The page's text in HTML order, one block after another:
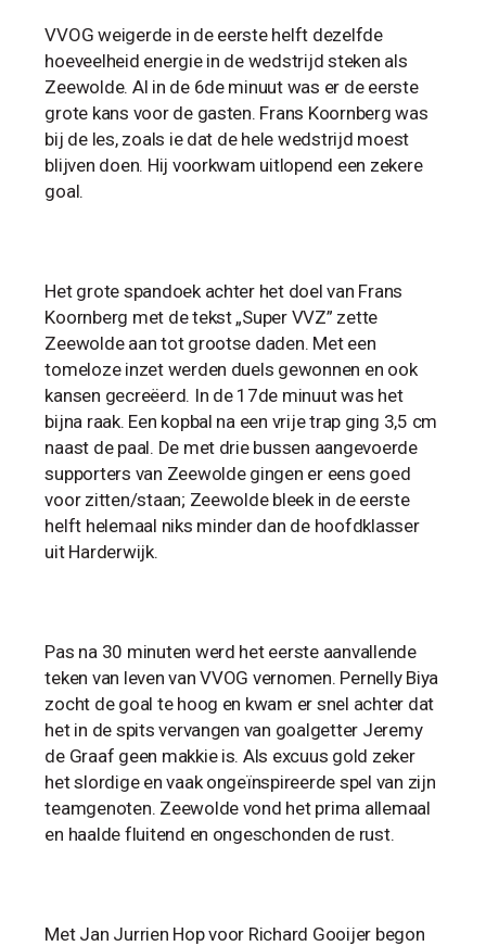
VVOG weigerde in de eerste helft dezelfde
hoeveelheid energie in de wedstrijd steken als
Zeewolde. Al in de 6de minuut was er de eerste
grote kans voor de gasten. Frans Koornberg was
bij de les, zoals ie dat de hele wedstrijd moest
blijven doen. Hij voorkwam uitlopend een zekere
goal.
Het grote spandoek achter het doel van Frans
Koornberg met de tekst „Super VVZ” zette
Zeewolde aan tot grootse daden. Met een
tomeloze inzet werden duels gewonnen en ook
kansen gecreëerd. In de 17de minuut was het
bijna raak. Een kopbal na een vrije trap ging 3,5 cm
naast de paal. De met drie bussen aangevoerde
supporters van Zeewolde gingen er eens goed
voor zitten/staan; Zeewolde bleek in de eerste
helft helemaal niks minder dan de hoofdklasser
uit Harderwijk.
Pas na 30 minuten werd het eerste aanvallende
teken van leven van VVOG vernomen. Pernelly Biya
zocht de goal te hoog en kwam er snel achter dat
het in de spits vervangen van goalgetter Jeremy
de Graaf geen makkie is. Als excuus gold zeker
het slordige en vaak ongeïnspireerde spel van zijn
teamgenoten. Zeewolde vond het prima allemaal
en haalde fluitend en ongeschonden de rust.
Met Jan Jurrien Hop voor Richard Gooijer begon